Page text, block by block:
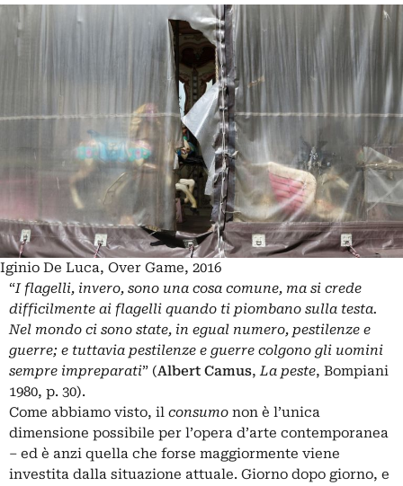
Iginio De Luca, Over Game, 2016
“I flagelli, invero, sono una cosa comune, ma si crede
difficilmente ai flagelli quando ti piombano sulla testa.
Nel mondo ci sono state, in egual numero, pestilenze e
guerre; e tuttavia pestilenze e guerre colgono gli uomini
sempre impreparati” (Albert Camus,La peste, Bompiani
1980, p. 30).
Come abbiamo visto, il consumo non è l’unica
dimensione possibile per l’opera d’arte contemporanea
‒ ed è anzi quella che forse maggiormente viene
investita dalla situazione attuale. Giorno dopo giorno, e